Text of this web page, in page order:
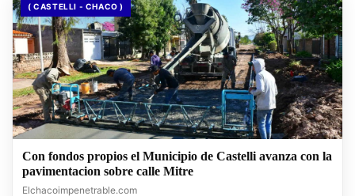
( CASTELLI - CHACO )
Con fondos propios el Municipio de Castelli avanza con la
pavimentacion sobre calle Mitre
Elchacoimpenetrable.com